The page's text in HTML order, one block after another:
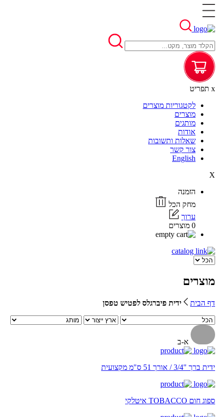
x תפריט
לקטגוריות מוצרים
מוצרים
מותגים
אודות
שאלות ותשובות
צור קשר
English
X
הזמנה
מחק הכל
ערוך
0 מוצרים
מוצרים
דף הבית ידית פיברגלס לפטיש טפסן
א-ב
ידית ברך "3/4 / אורך 51 ס"מ מקצועית
ספוג חום TOBACCO איטלקי